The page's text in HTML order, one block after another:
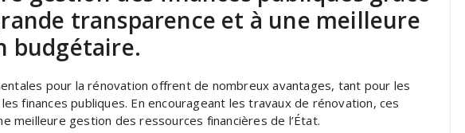
transparence et à une meilleure
budgétaire.
pour la rénovation offrent de nombreux avantages, tant pour les
finances publiques. En encourageant les travaux de rénovation, ces
meilleure gestion des ressources financières de l’État.